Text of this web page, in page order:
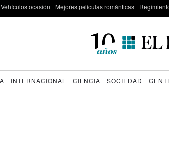
Vehículos ocasión Mejores películas románticas
INTERNACIONAL CIENCIA SOCIEDAD